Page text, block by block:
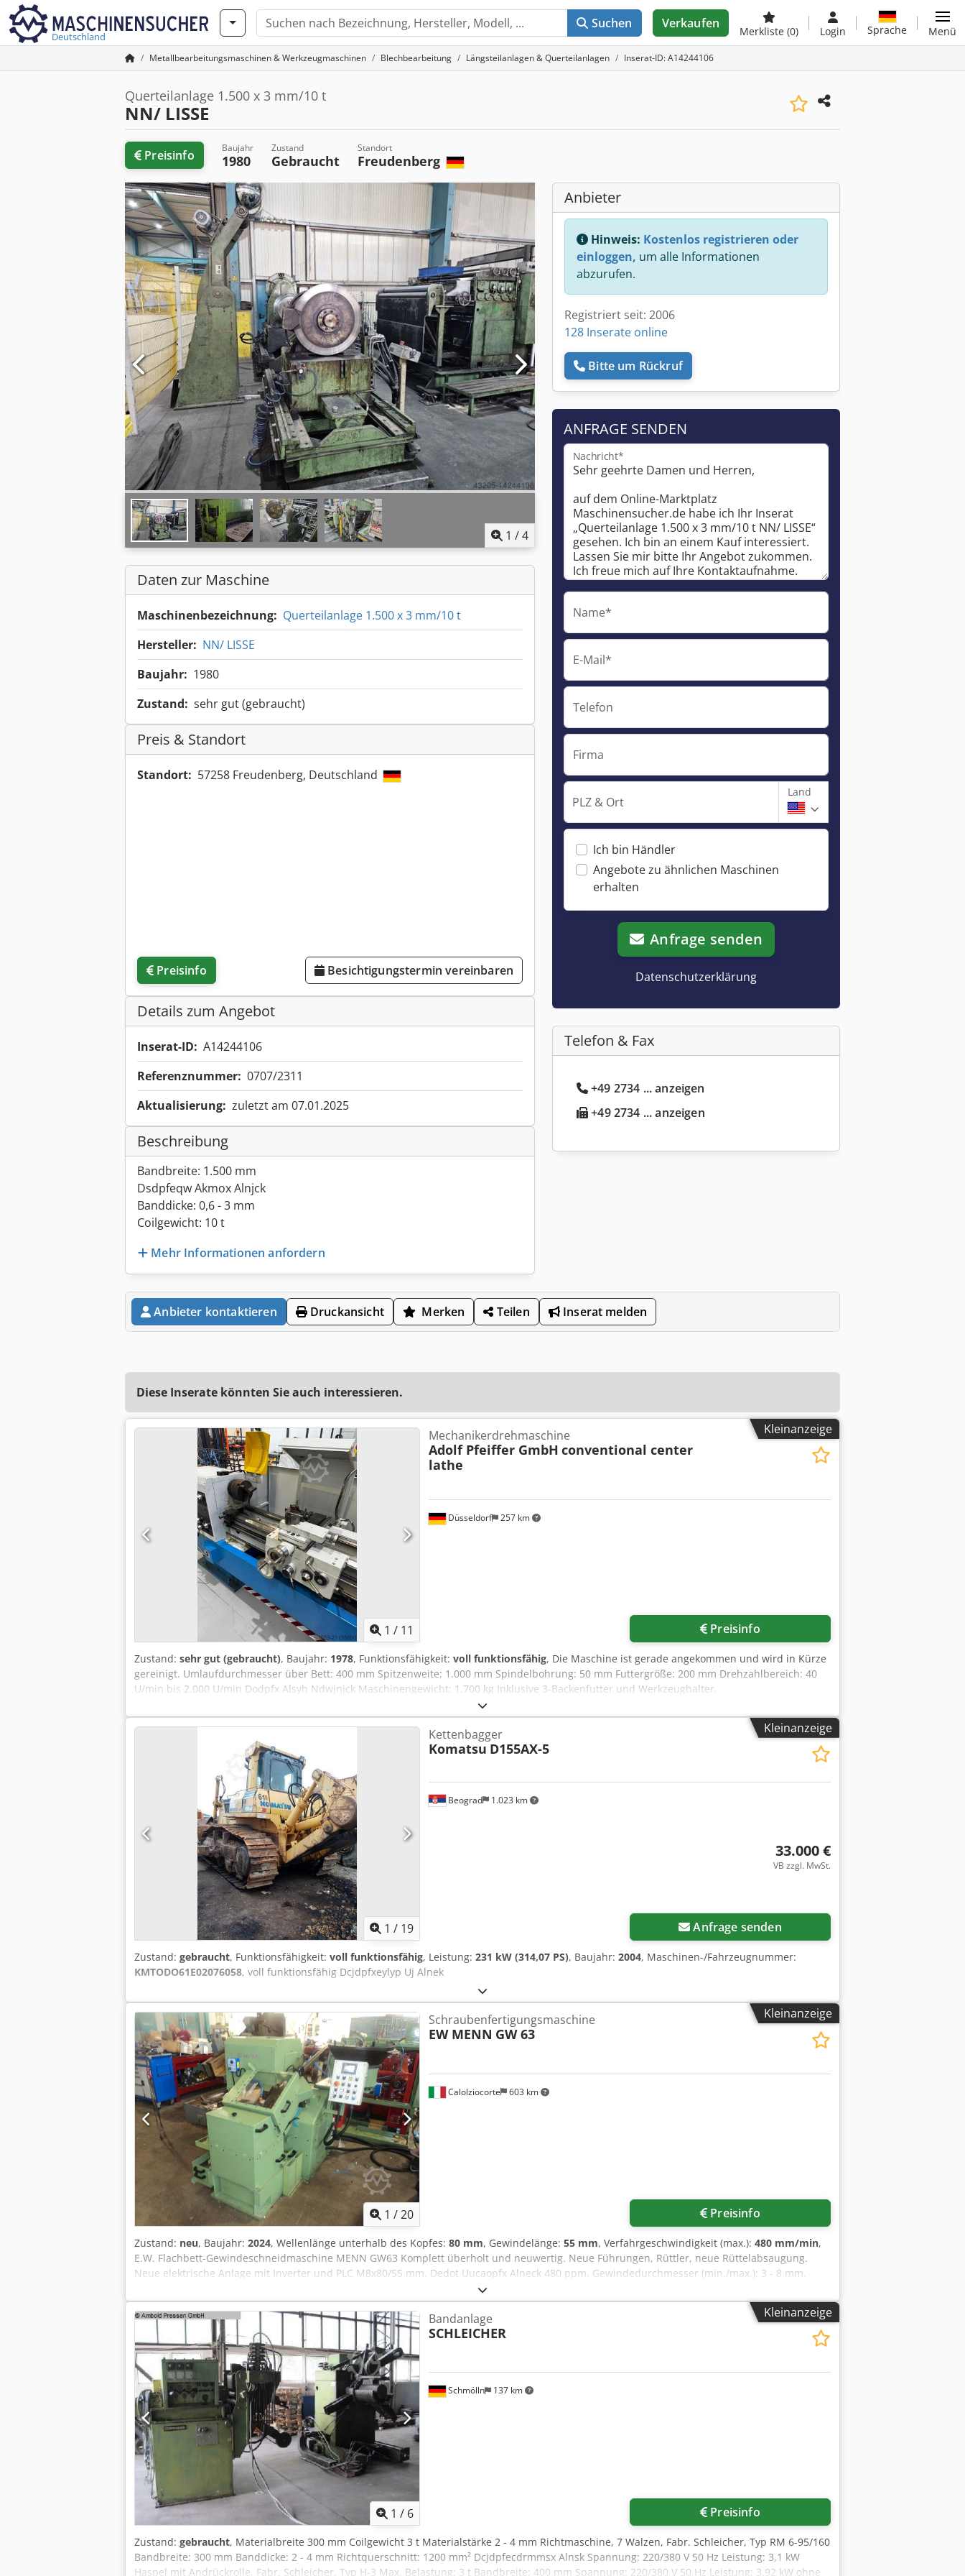
Deutschland
Suchen Verkaufen
Merkliste (0) Login Sprache Menü
Metallbearbeitungsmaschinen & Werkzeugmaschinen Blechbearbeitung Längsteilanlagen & Querteilanlagen Inserat-ID: A14244106
Querteilanlage 1.500 x 3 mm/10 t
NN/ LISSE
Preisinfo Baujahr
1980
Zustand
Gebraucht
Standort
Freudenberg
1 /4
Daten zur Maschine
Maschinenbezeichnung: Querteilanlage 1.500 x 3 mm/10 t
Hersteller: NN/ LISSE
Baujahr: 1980
Zustand: sehr gut (gebraucht)
Preis & Standort
Standort: 57258 Freudenberg, Deutschland
Preisinfo Besichtigungstermin vereinbaren
Details zum Angebot
Inserat-ID: A14244106
Referenznummer: 0707/2311
Aktualisierung: zuletzt am 07.01.2025
Beschreibung
Bandbreite: 1.500 mm
Dsdpfeqw Akmox Alnjck
Banddicke: 0,6 - 3 mm
Coilgewicht: 10 t
Mehr Informationen anfordern
Anbieter
Hinweis: Kostenlos registrieren oder
einloggen, um alle Informationen
abzurufen.
Registriert seit: 2006
128 Inserate online
Bitte um Rückruf
ANFRAGE SENDEN
Nachricht*
Name*
E-Mail*
Telefon
Firma
PLZ & Ort
Land
Ich bin Händler
Angebote zu ähnlichen Maschinen
erhalten
Anfrage senden
Datenschutzerklärung
Telefon & Fax
+49 2734 ... anzeigen
+49 2734 ... anzeigen
Anbieter kontaktieren Druckansicht Merken Teilen Inserat melden
Diese Inserate könnten Sie auch interessieren.
Kleinanzeige
1 / 11
Düsseldorf 257 km
Mechanikerdrehmaschine
Adolf Pfeiffer GmbH conventional center
lathe
Preisinfo
Zustand: sehr gut (gebraucht), Baujahr: 1978, Funktionsfähigkeit: voll funktionsfähig, Die Maschine ist gerade angekommen und wird in Kürze
gereinigt. Umlaufdurchmesser über Bett: 400 mm Spitzenweite: 1.000 mm Spindelbohrung: 50 mm Futtergröße: 200 mm Drehzahlbereich: 40
U/min bis 2.000 U/min Dodpfx Alsyh Ndwjnjck Maschinengewicht: 1.700 kg Inklusive 3-Backenfutter und Werkzeughalter.
Kleinanzeige
1 / 19
Beograd 1.023 km
Kettenbagger
Komatsu D155AX-5
33.000 €
VB zzgl. MwSt.
Anfrage senden
Zustand: gebraucht, Funktionsfähigkeit: voll funktionsfähig, Leistung: 231 kW (314,07 PS), Baujahr: 2004, Maschinen-/Fahrzeugnummer:
KMTODO61E02076058, voll funktionsfähig Dcjdpfxeylyp Uj Alnek
Kleinanzeige
1 /20
Calolziocorte 603 km
Schraubenfertigungsmaschine
EW MENN GW 63
Preisinfo
Zustand: neu, Baujahr: 2024, Wellenlänge unterhalb des Kopfes: 80 mm, Gewindelänge: 55 mm, Verfahrgeschwindigkeit (max.): 480 mm/min,
E.W. Flachbett-Gewindeschneidmaschine MENN GW63 Komplett überholt und neuwertig. Neue Führungen, Rüttler, neue Rüttelabsaugung.
Neue elektrische Anlage mit Inverter und PLC M8x80/55 mm. Dedot Uucaopfx Alneck 480 ppm. Gewindedurchmesser (min./max.): 3 - 8 mm.
Länge der Zungen: 115/130 mm. Zu besichtigen und zu testen c/o HBR srl - Calolziocorte (LC)
Kleinanzeige
1 / 6
Schmölln 137 km
Bandanlage
SCHLEICHER
Preisinfo
Zustand: gebraucht, Materialbreite 300 mm Coilgewicht 3 t Materialstärke 2 - 4 mm Richtmaschine, 7 Walzen, Fabr. Schleicher, Typ RM 6-95/160
Bandbreite: 300 mm Banddicke: 2 - 4 mm Richtquerschnitt: 1200 mm² Dcjdpfecdrmmsx Alnsk Spannung: 220/380 V 50 Hz Leistung: 3,1 kW
Haspel mit Andrückrolle, Fabr. Schleicher, Typ H-3 Max. Belastung: 3 t Bandbreite: 400 mm Spannung: 220/380 V 50 Hz Leistung: 3,92 kW ohne